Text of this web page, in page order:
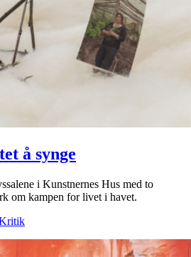
å synge
i Kunstnernes Hus med to
om kampen for livet i havet.